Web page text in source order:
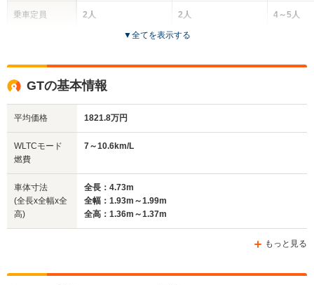
乗車定員
サイズ
(全長x全幅x全高)
2人
全幅
1.94m
2人
2ドア
4～5人
7.1～
▼全てを表示する
GTの基本情報
平均価格 1821.8万円
WLTCモード
燃費
7～10.6km/L
車体寸法
(全長x全幅x全
高)
全長：4.73m
全幅：1.93m～1.99m
全高：1.36m～1.37m
もっと見る